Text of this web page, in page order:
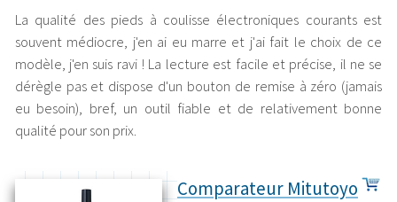
La qualité des pieds à coulisse électroniques courants est
souvent médiocre, j'en ai eu marre et j'ai fait le choix de ce
modèle, j'en suis ravi ! La lecture est facile et précise, il ne se
dérègle pas et dispose d'un bouton de remise à zéro (jamais
eu besoin), bref, un outil fiable et de relativement bonne
qualité pour son prix.
Comparateur Mitutoyo